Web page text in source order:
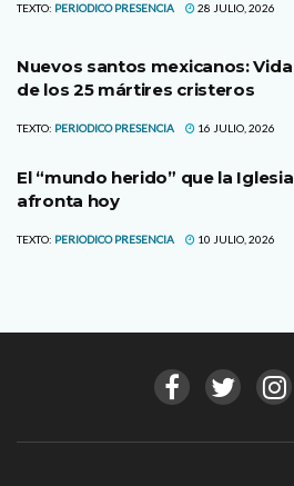
TEXTO: PERIODICO PRESENCIA 28 JULIO, 2026
Nuevos santos mexicanos:
de los 25 mártires cristeros
TEXTO: PERIODICO PRESENCIA 16 JULIO, 2026
El “mundo herido” que la Iglesia
afronta hoy
TEXTO: PERIODICO PRESENCIA 10 JULIO, 2026